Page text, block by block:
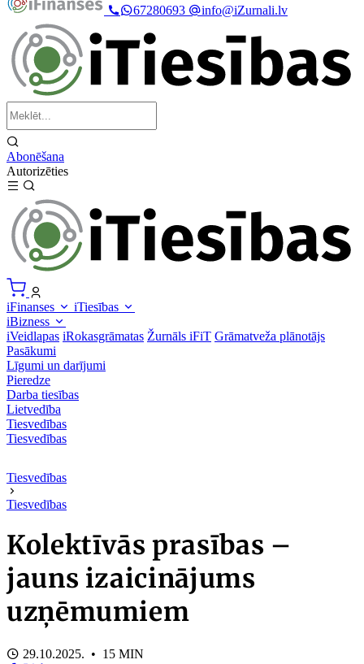
67280693
info@iZurnali.lv
Abonēšana
Autorizēties
iFinanses
iTiesības
iBizness
iVeidlapas iRokasgrāmatas Žurnāls iFiT Grāmatveža plānotājs
Pasākumi
Līgumi un darījumi
Pieredze
Darba tiesības
Lietvedība
Tiesvedības
Tiesvedības
Tiesvedības
Tiesvedības
Kolektīvās prasības –
jauns izaicinājums
uzņēmumiem
29.10.2025. • 15 MIN